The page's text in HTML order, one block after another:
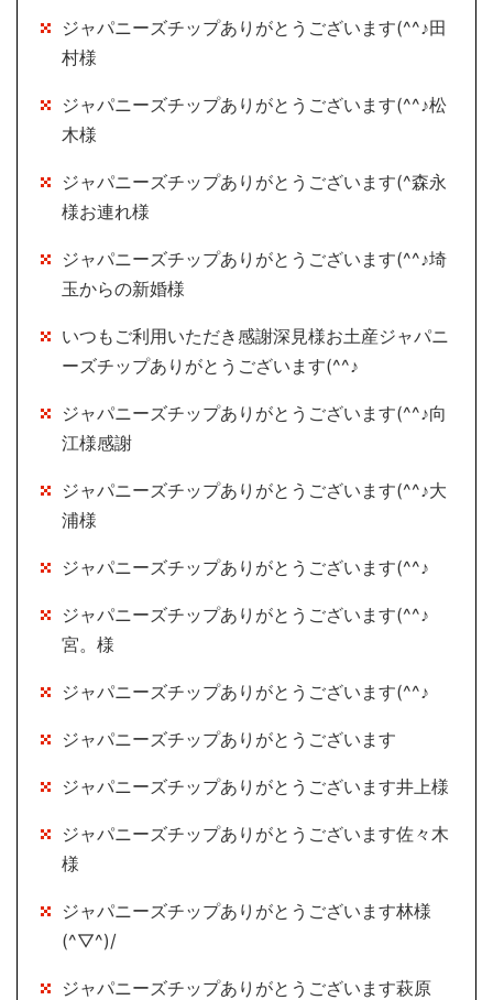
ジャパニーズチップありがとうございます(^^♪田
村様
ジャパニーズチップありがとうございます(^^♪松
木様
ジャパニーズチップありがとうございます(^森永
様お連れ様
ジャパニーズチップありがとうございます(^^♪埼
玉からの新婚様
いつもご利用いただき感謝深見様お土産ジャパニ
ーズチップありがとうございます(^^♪
ジャパニーズチップありがとうございます(^^♪向
江様感謝
ジャパニーズチップありがとうございます(^^♪大
浦様
ジャパニーズチップありがとうございます(^^♪
ジャパニーズチップありがとうございます(^^♪
宮。様
ジャパニーズチップありがとうございます(^^♪
ジャパニーズチップありがとうございます
ジャパニーズチップありがとうございます井上様
ジャパニーズチップありがとうございます佐々木
様
ジャパニーズチップありがとうございます林様
(^▽^)/
ジャパニーズチップありがとうございます萩原